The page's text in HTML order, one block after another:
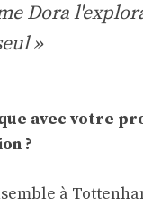
Dora
»
avec votre
?
à